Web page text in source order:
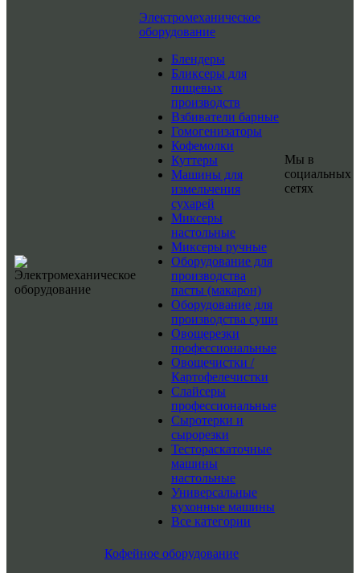
Электромеханическое
оборудование
Блендеры
Бликсеры для
пищевых
производств
Взбиватели барные
Гомогенизаторы
Кофемолки
Куттеры
Машины для
измельчения
сухарей
Миксеры
настольные
Миксеры ручные
Оборудование для
производства
пасты (макарон)
Оборудование для
производства суши
Овощерезки
профессиональные
Овощечистки /
Картофелечистки
Слайсеры
профессиональные
Сыротерки и
сырорезки
Тестораскаточные
машины
настольные
Универсальные
кухонные машины
Все категории
Кофейное оборудование
Мы в
социальных
сетях